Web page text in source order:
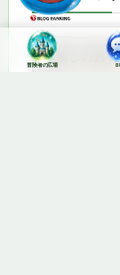
冒険者の広場